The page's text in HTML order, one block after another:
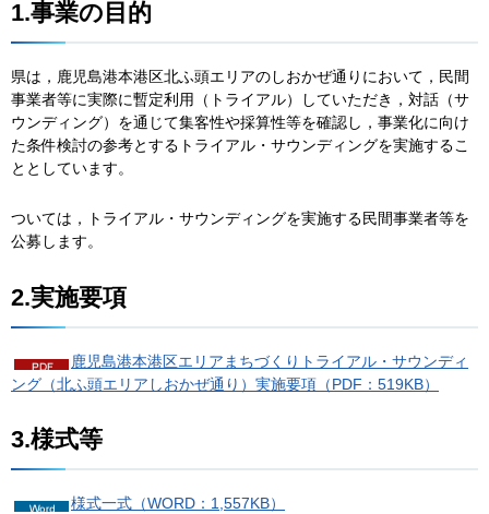
1.事業の目的
県は，鹿児島港本港区北ふ頭エリアのしおかぜ通りにおいて，民間
事業者等に実際に暫定利用（トライアル）していただき，対話（サ
ウンディング）を通じて集客性や採算性等を確認し，事業化に向け
た条件検討の参考とするトライアル・サウンディングを実施するこ
ととしています。
ついては，トライアル・サウンディングを実施する民間事業者等を
公募します。
2.実施要項
鹿児島港本港区エリアまちづくりトライアル・サウンディ
ング（北ふ頭エリアしおかぜ通り）実施要項（PDF：519KB）
3.様式等
様式一式（WORD：1,557KB）